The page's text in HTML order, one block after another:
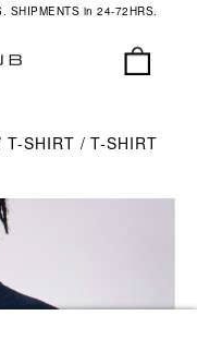
SHIPMENTS in 24-72HRS.
T-SHIRT T-SHIRT